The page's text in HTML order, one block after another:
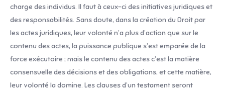
charge des individus. Il faut à ceux-ci des initiatives juridiques et
des responsabilités. Sans doute, dans la création du Droit par
les actes juri­diques, leur volonté n’a plus d’action que sur le
contenu des actes, la puissance publique s’est emparée de la
force exécutoire ; mais le contenu des actes c’est la matière
consensuelle des décisions et des obligations, et cette matière,
leur volonté la domine. Les clauses d’un testament seront